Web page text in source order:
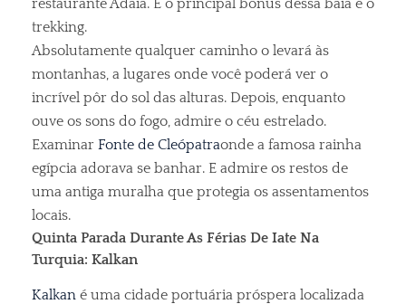
restaurante Adaia. E o principal bônus dessa baía é o
trekking.
Absolutamente qualquer caminho o levará às
montanhas, a lugares onde você poderá ver o
incrível pôr do sol das alturas. Depois, enquanto
ouve os sons do fogo, admire o céu estrelado.
Examinar Fonte de Cleópatraonde a famosa rainha
egípcia adorava se banhar. E admire os restos de
uma antiga muralha que protegia os assentamentos
locais.
Quinta Parada Durante As Férias De Iate Na
Turquia: Kalkan
Kalkan é uma cidade portuária próspera localizada